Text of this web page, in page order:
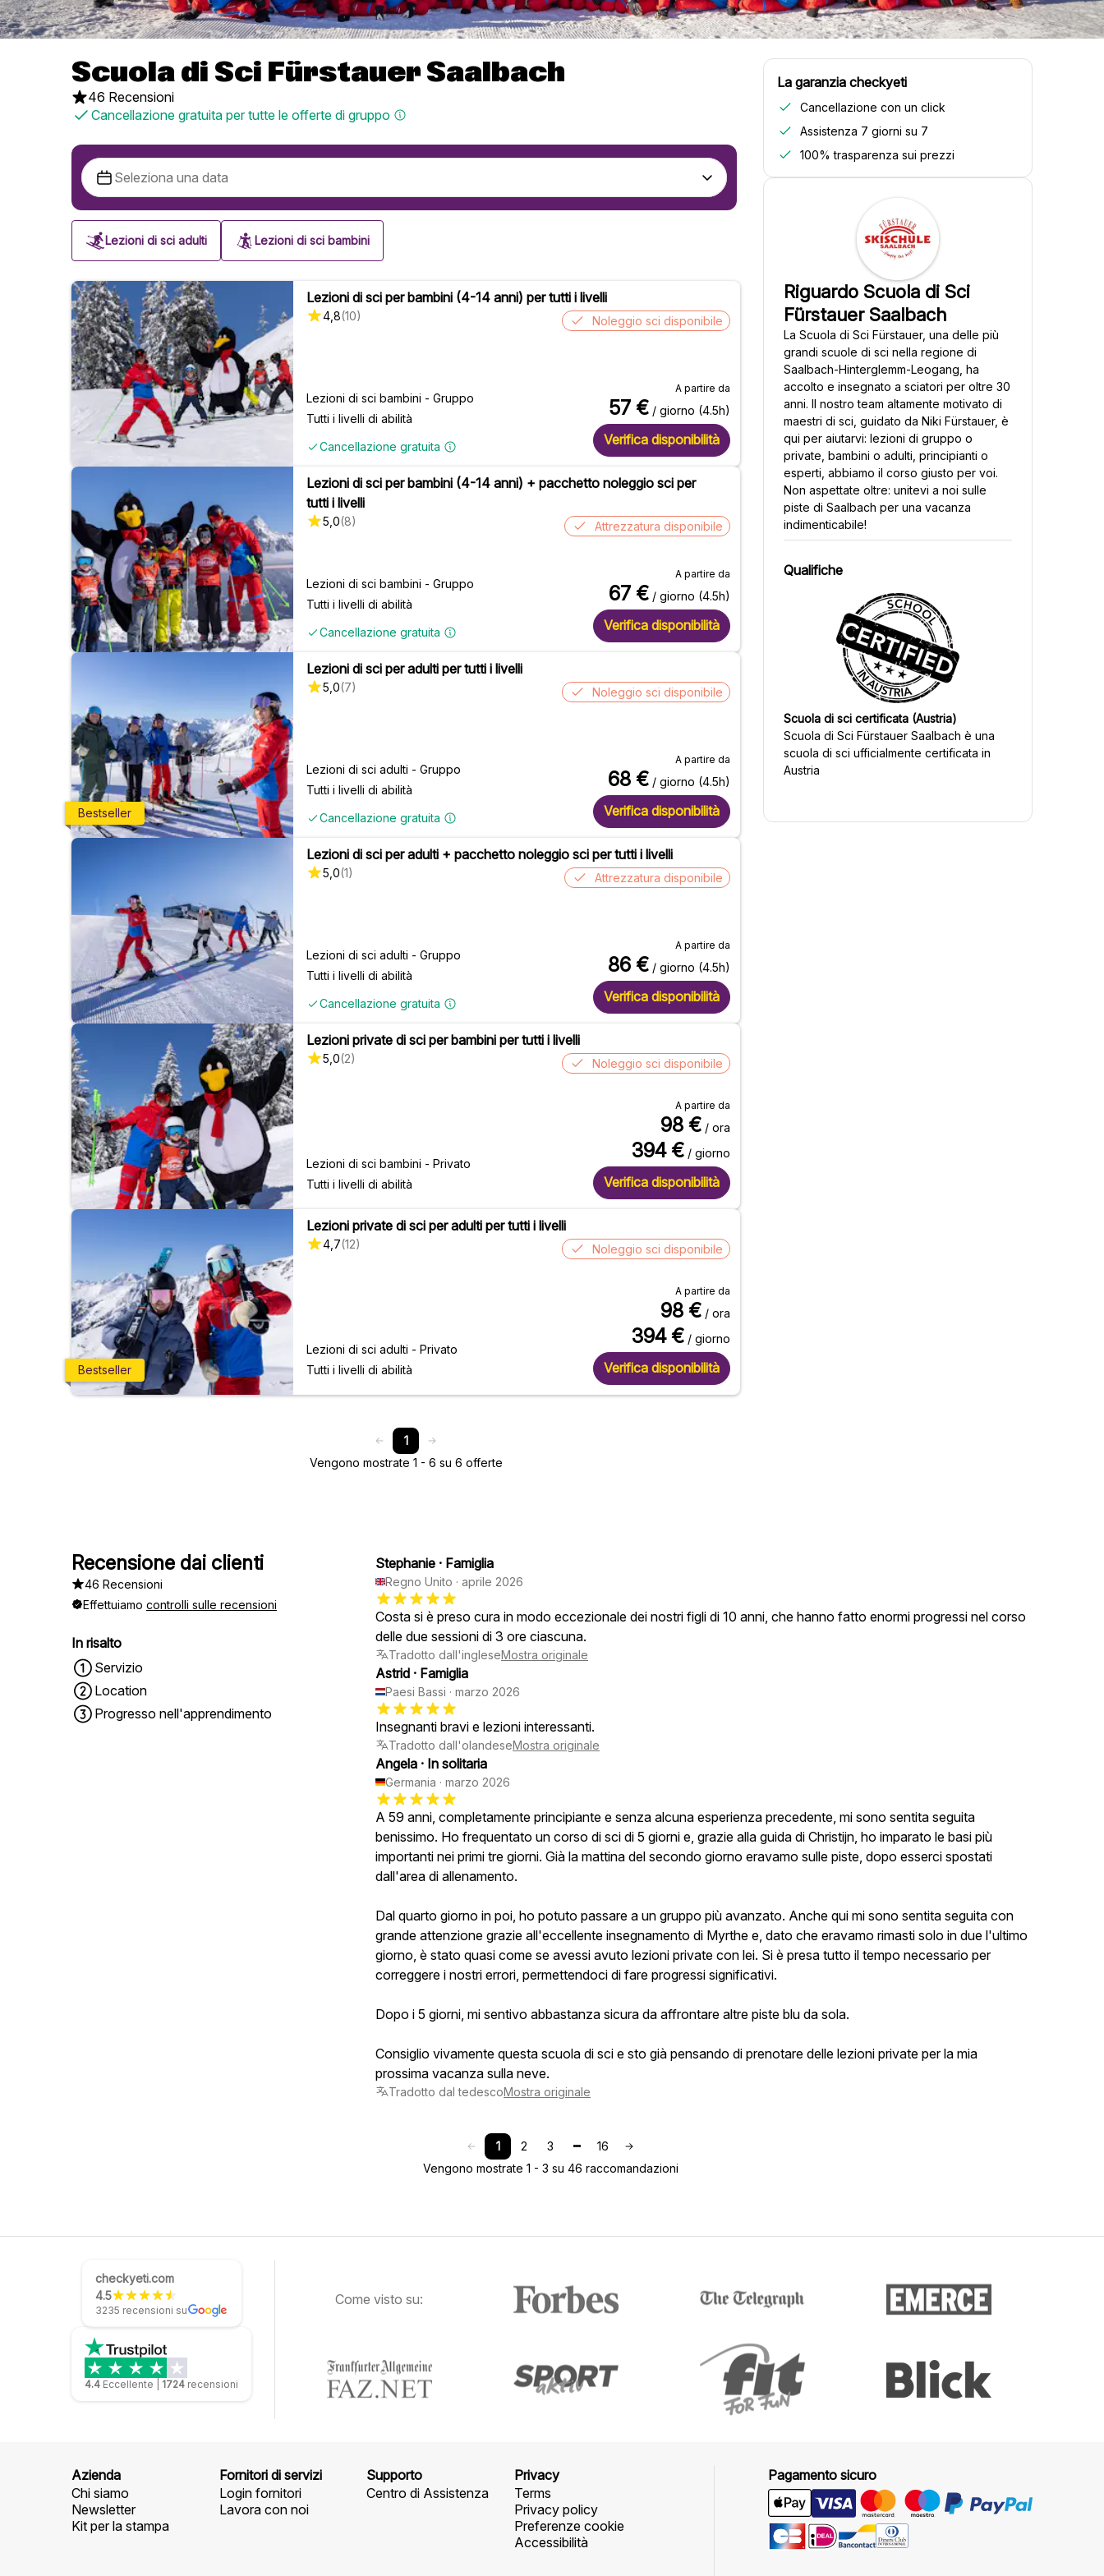
Scuola di Sci Fürstauer Saalbach
46 Recensioni
Cancellazione gratuita per tutte le offerte di gruppo
Lezioni di sci adulti Lezioni di sci bambini
Lezioni di sci per bambini (4-14 anni) per tutti i livelli
4,8(10)
Lezioni di sci bambini - Gruppo
Tutti i livelli di abilità
Cancellazione gratuita
Noleggio sci disponibile
A partire da
57 € / giorno (4.5h)
Verifica disponibilità
Lezioni di sci per bambini (4-14 anni) + pacchetto noleggio sci per
tutti i livelli
5,0(8)
Lezioni di sci bambini - Gruppo
Tutti i livelli di abilità
Cancellazione gratuita
Attrezzatura disponibile
A partire da
67 € / giorno (4.5h)
Verifica disponibilità
Bestseller
Lezioni di sci per adulti per tutti i livelli
5,0(7)
Lezioni di sci adulti - Gruppo
Tutti i livelli di abilità
Cancellazione gratuita
Noleggio sci disponibile
A partire da
68 € / giorno (4.5h)
Verifica disponibilità
Lezioni di sci per adulti + pacchetto noleggio sci per tutti i livelli
5,0(1)
Lezioni di sci adulti - Gruppo
Tutti i livelli di abilità
Cancellazione gratuita
Attrezzatura disponibile
A partire da
86 € / giorno (4.5h)
Verifica disponibilità
Lezioni private di sci per bambini per tutti i livelli
5,0(2)
Lezioni di sci bambini - Privato
Tutti i livelli di abilità
Noleggio sci disponibile
A partire da
98 € / ora
394 € / giorno
Verifica disponibilità
Bestseller
Lezioni private di sci per adulti per tutti i livelli
4,7(12)
Lezioni di sci adulti - Privato
Tutti i livelli di abilità
Noleggio sci disponibile
A partire da
98 € / ora
394 € / giorno
Verifica disponibilità
1
Vengono mostrate 1 - 6 su 6 offerte
La garanzia checkyeti
Cancellazione con un click
Assistenza 7 giorni su 7
100% trasparenza sui prezzi
Riguardo Scuola di Sci
Fürstauer Saalbach
La Scuola di Sci Fürstauer, una delle più
grandi scuole di sci nella regione di
Saalbach-Hinterglemm-Leogang, ha
accolto e insegnato a sciatori per oltre 30
anni. Il nostro team altamente motivato di
maestri di sci, guidato da Niki Fürstauer, è
qui per aiutarvi: lezioni di gruppo o
private, bambini o adulti, principianti o
esperti, abbiamo il corso giusto per voi.
Non aspettate oltre: unitevi a noi sulle
piste di Saalbach per una vacanza
indimenticabile!
Qualifiche
Scuola di sci certificata (Austria)
Scuola di Sci Fürstauer Saalbach è una
scuola di sci ufficialmente certificata in
Austria
Recensione dai clienti
46 Recensioni
Effettuiamo controlli sulle recensioni
In risalto
Servizio
Location
Progresso nell'apprendimento
Stephanie · Famiglia
Regno Unito · aprile 2026
Costa si è preso cura in modo eccezionale dei nostri figli di 10 anni, che hanno fatto enormi progressi nel corso
delle due sessioni di 3 ore ciascuna.
Tradotto dall'ingleseMostra originale
Astrid · Famiglia
Paesi Bassi · marzo 2026
Insegnanti bravi e lezioni interessanti.
Tradotto dall'olandeseMostra originale
Angela · In solitaria
Germania · marzo 2026
A 59 anni, completamente principiante e senza alcuna esperienza precedente, mi sono sentita seguita
benissimo. Ho frequentato un corso di sci di 5 giorni e, grazie alla guida di Christijn, ho imparato le basi più
importanti nei primi tre giorni. Già la mattina del secondo giorno eravamo sulle piste, dopo esserci spostati
dall'area di allenamento.
Dal quarto giorno in poi, ho potuto passare a un gruppo più avanzato. Anche qui mi sono sentita seguita con
grande attenzione grazie all'eccellente insegnamento di Myrthe e, dato che eravamo rimasti solo in due l'ultimo
giorno, è stato quasi come se avessi avuto lezioni private con lei. Si è presa tutto il tempo necessario per
correggere i nostri errori, permettendoci di fare progressi significativi.
Dopo i 5 giorni, mi sentivo abbastanza sicura da affrontare altre piste blu da sola.
Consiglio vivamente questa scuola di sci e sto già pensando di prenotare delle lezioni private per la mia
prossima vacanza sulla neve.
Tradotto dal tedescoMostra originale
1 2 3
16
Vengono mostrate 1 - 3 su 46 raccomandazioni
checkyeti.com
4.5
3235 recensioni su
4.4 Eccellente 1724 recensioni
Come visto su:
Azienda
Chi siamo
Newsletter
Kit per la stampa
Fornitori di servizi
Login fornitori
Lavora con noi
Supporto
Centro di Assistenza
Privacy
Terms
Privacy policy
Preferenze cookie
Accessibilità
Pagamento sicuro